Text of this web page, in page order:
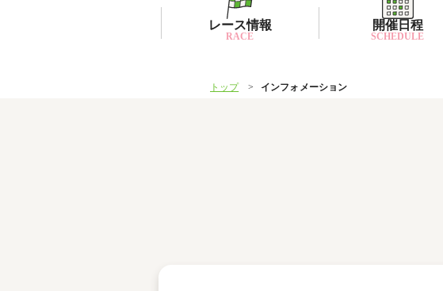
レース情報
RACE
開催日程
SCHEDULE
トップ インフォメーション